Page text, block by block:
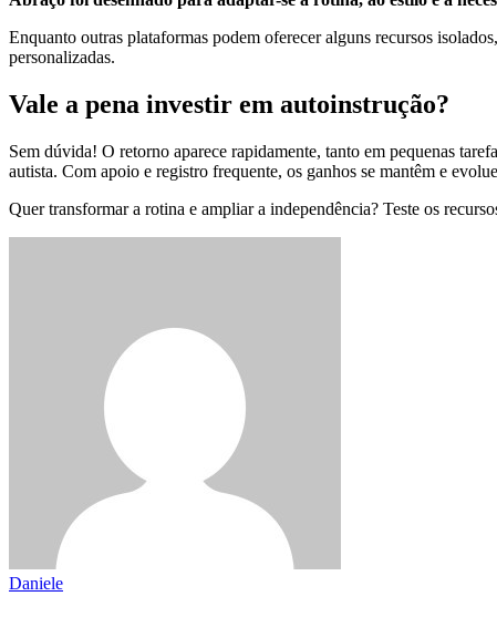
Enquanto outras plataformas podem oferecer alguns recursos
personalizadas.
Vale a pena investir em autoinstrução?
Sem dúvida! O retorno aparece rapidamente, tanto em pequenas
autista. Com apoio e registro frequente, os ganhos se mantêm e
Quer transformar a rotina e ampliar a independência? Teste os
Daniele